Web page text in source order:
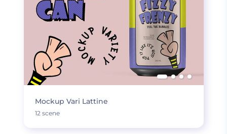
Mockup Vari Lattine
12 scene